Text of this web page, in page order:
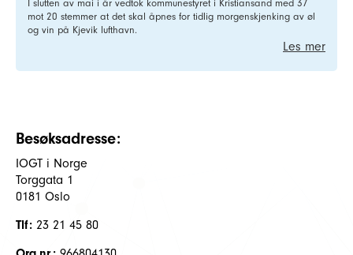
I slutten av mai i år vedtok kommunestyret i Kristiansand med 37
mot 20 stemmer at det skal åpnes for tidlig morgenskjenking av øl
og vin på Kjevik lufthavn.
Les mer
Besøksadresse:
IOGT i Norge
Torggata 1
0181 Oslo
Tlf: 23 21 45 80